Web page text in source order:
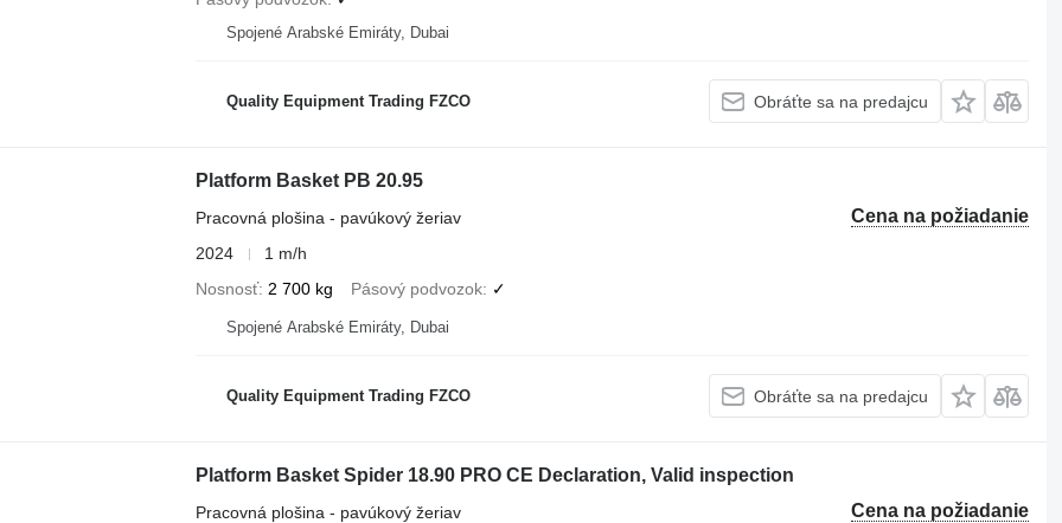
Spojené Arabské Emiráty, Dubai
Quality Equipment Trading FZCO Obráťte sa na predajcu
Platform Basket PB 20.95
Cena na požiadanie
Pracovná plošina - pavúkový žeriav
2024
1 m/h
Nosnosť 2 700 kg Pásový podvozok ✓
Spojené Arabské Emiráty, Dubai
Quality Equipment Trading FZCO Obráťte sa na predajcu
Platform Basket Spider 18.90 PRO CE Declaration, Valid inspection
Cena na požiadanie
Pracovná plošina - pavúkový žeriav